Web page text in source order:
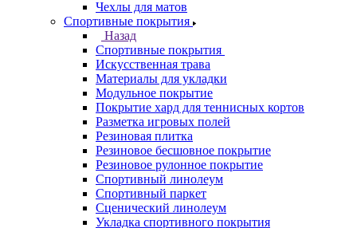
Чехлы для матов
Спортивные покрытия
Назад
Спортивные покрытия
Искусственная трава
Материалы для укладки
Модульное покрытие
Покрытие хард для теннисных кортов
Разметка игровых полей
Резиновая плитка
Резиновое бесшовное покрытие
Резиновое рулонное покрытие
Спортивный линолеум
Спортивный паркет
Сценический линолеум
Укладка спортивного покрытия